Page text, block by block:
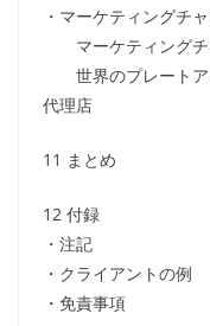
・マーケティングチ
マーケティングチ
世界のプレートア
代理店
11 まとめ
12 付録
・注記
・クライアントの例
・免責事項